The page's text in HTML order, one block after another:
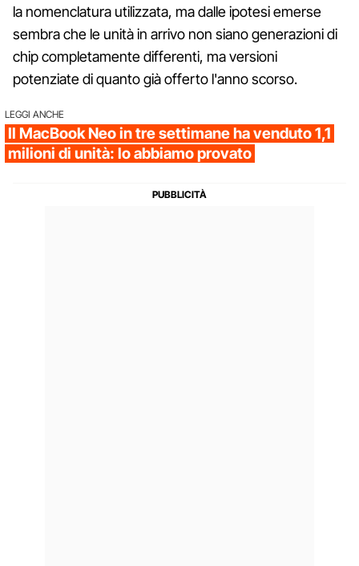
la nomenclatura utilizzata, ma dalle ipotesi emerse
sembra che le unità in arrivo non siano generazioni di
chip completamente differenti, ma versioni
potenziate di quanto già offerto l'anno scorso.
LEGGI ANCHE
Il MacBook Neo in tre settimane ha venduto 1,1
milioni di unità: lo abbiamo provato